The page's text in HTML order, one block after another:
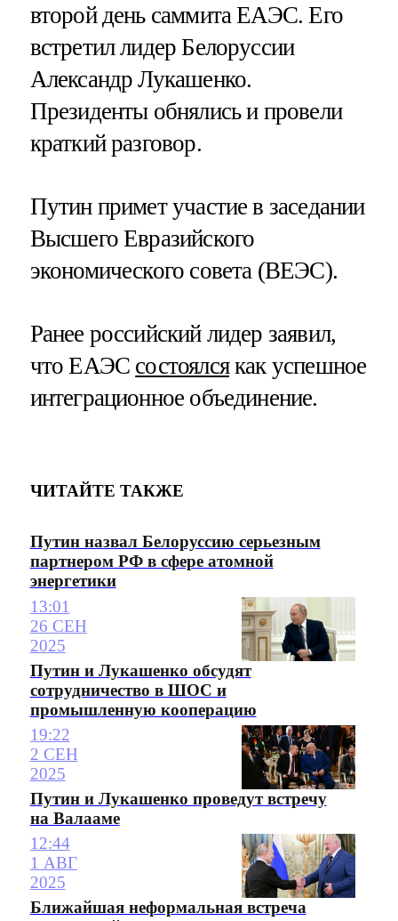
второй день саммита ЕАЭС. Его
встретил лидер Белоруссии
Александр Лукашенко.
Президенты обнялись и провели
краткий разговор.
Путин примет участие в заседании
Высшего Евразийского
экономического совета (ВЕЭС).
Ранее российский лидер заявил,
что ЕАЭС состоялсякак успешное
интеграционное объединение.
ЧИТАЙТЕ ТАКЖЕ
Путин назвал Белоруссию серьезным
партнером РФ в сфере атомной
энергетики
13:01
26 СЕН
2025
Путин и Лукашенко обсудят
сотрудничество в ШОС и
промышленную кооперацию
19:22
2 СЕН
2025
Путин и Лукашенко проведут встречу
на Валааме
12:44
1 АВГ
2025
Ближайшая неформальная встреча